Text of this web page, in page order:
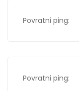
Povratni ping:
Povratni ping: